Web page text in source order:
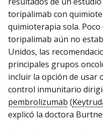
toripalimab con
quimioterapia sola.
toripalimab aún no
Unidos, las
principales grupos
incluir la opción de usar
control inmunitario
pembrolizumab (
explicó la doctora